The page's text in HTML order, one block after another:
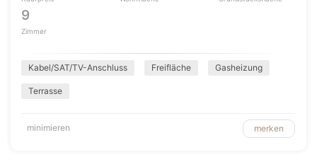
9
Zimmer
Kabel/SAT/TV-Anschluss Freifläche Gasheizung
Terrasse
minimieren merken